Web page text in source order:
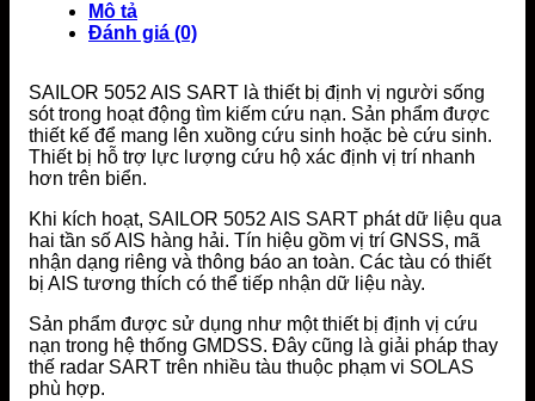
Mô tả
Đánh giá (0)
SAILOR 5052 AIS SART là thiết bị định vị người sống
sót trong hoạt động tìm kiếm cứu nạn. Sản phẩm được
thiết kế để mang lên xuồng cứu sinh hoặc bè cứu sinh.
Thiết bị hỗ trợ lực lượng cứu hộ xác định vị trí nhanh
hơn trên biển.
Khi kích hoạt, SAILOR 5052 AIS SART phát dữ liệu qua
hai tần số AIS hàng hải. Tín hiệu gồm vị trí GNSS, mã
nhận dạng riêng và thông báo an toàn. Các tàu có thiết
bị AIS tương thích có thể tiếp nhận dữ liệu này.
Sản phẩm được sử dụng như một thiết bị định vị cứu
nạn trong hệ thống GMDSS. Đây cũng là giải pháp thay
thế radar SART trên nhiều tàu thuộc phạm vi SOLAS
phù hợp.